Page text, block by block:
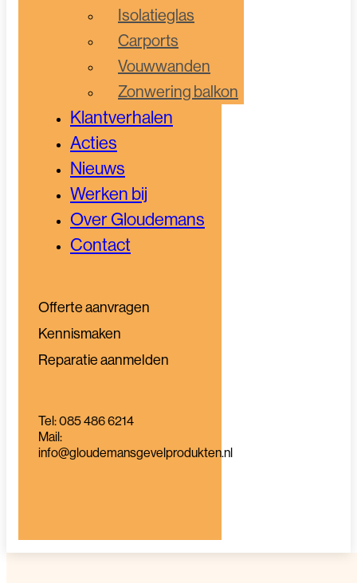
Isolatieglas
Carports
Vouwwanden
Zonwering balkon
Klantverhalen
Acties
Nieuws
Werken bij
Over Gloudemans
Contact
Offerte aanvragen
Kennismaken
Reparatie aanmelden
Tel: 085 486 6214
Mail:
info@gloudemansgevelprodukten.nl